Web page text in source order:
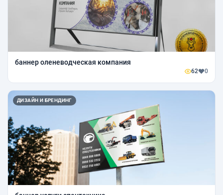
баннер оленеводческая компания
62 0
ДИЗАЙН И БРЕНДИНГ